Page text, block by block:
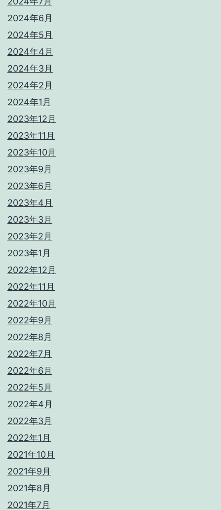
2024年6月
2024年5月
2024年4月
2024年3月
2024年2月
2024年1月
2023年12月
2023年11月
2023年10月
2023年9月
2023年6月
2023年4月
2023年3月
2023年2月
2023年1月
2022年12月
2022年11月
2022年10月
2022年9月
2022年8月
2022年7月
2022年6月
2022年5月
2022年4月
2022年3月
2022年1月
2021年10月
2021年9月
2021年8月
2021年7月